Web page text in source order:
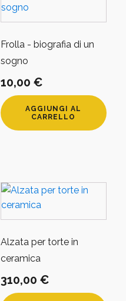
Frolla - biografia di un
sogno
10,00 €
AGGIUNGI AL
CARRELLO
Alzata per torte in
ceramica
310,00 €